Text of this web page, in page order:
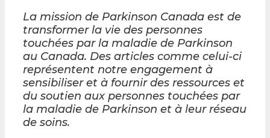
La mission de Parkinson Canada est de
transformer la vie des personnes
touchées par la maladie de Parkinson
au Canada. Des articles comme celui-ci
représentent notre engagement à
sensibiliser et à fournir des ressources et
du soutien aux personnes touchées par
la maladie de Parkinson et à leur réseau
de soins.